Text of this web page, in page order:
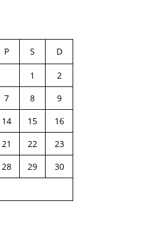
P S D
1
2
7 8
9
14 15
16
21 22
23
28 29
30